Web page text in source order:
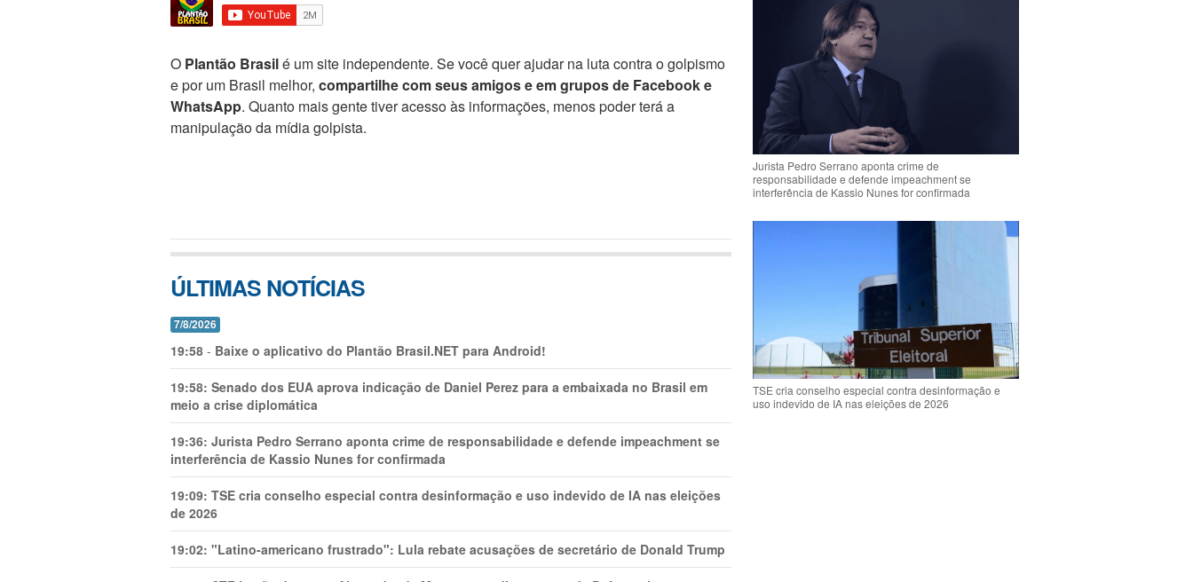
O Plantão Brasilé um site independente. Se você quer ajudar na luta contra o golpismo
e por um Brasil melhor, compartilhe com seus amigos e em grupos de Facebook e
WhatsApp. Quanto mais gente tiver acesso às informações, menos poder terá a
manipulação da mídia golpista.
ÚLTIMAS NOTÍCIAS
7/8/2026
19:58 - Baixe o aplicativo do Plantão Brasil.NET para Android!
19:58: Senado dos EUA aprova indicação de Daniel Perez para a embaixada no Brasil em
meio a crise diplomática
19:36: Jurista Pedro Serrano aponta crime de responsabilidade e defende impeachment se
interferência de Kassio Nunes for confirmada
19:09: TSE cria conselho especial contra desinformação e uso indevido de IA nas eleições
de 2026
19:02: "Latino-americano frustrado": Lula rebate acusações de secretário de Donald Trump
Jurista Pedro Serrano aponta crime de
responsabilidade e defende impeachment se
interferência de Kassio Nunes for confirmada
TSE cria conselho especial contra desinformação e
uso indevido de IA nas eleições de 2026